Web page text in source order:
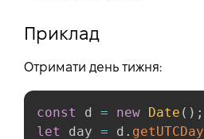
Приклад
Отримати день тижня:
const d = new Date ( ) ;
let
day = d . getUTCDay